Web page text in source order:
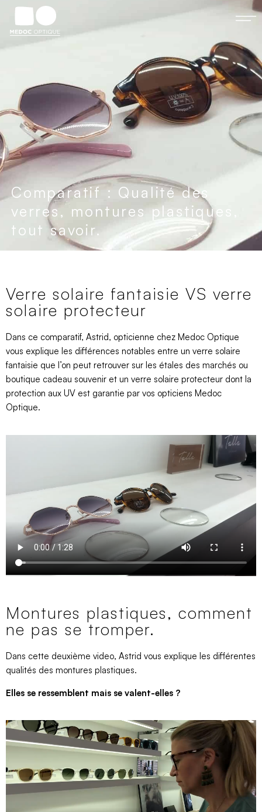
Comparatif : Qualité des
verres, montures plastiques,
tout savoir.
Verre solaire fantaisie VS verre
solaire protecteur
Dans ce comparatif, Astrid, opticienne chez Medoc Optique
vous explique les différences notables entre un verre solaire
fantaisie que l’on peut retrouver sur les étales des marchés ou
boutique cadeau souvenir et un verre solaire protecteur dont la
protection aux UV est garantie par vos opticiens Medoc
Optique.
Montures plastiques, comment
ne pas se tromper.
Dans cette deuxième video, Astrid vous explique les différentes
qualités des montures plastiques.
Elles se ressemblent mais se valent-elles ?